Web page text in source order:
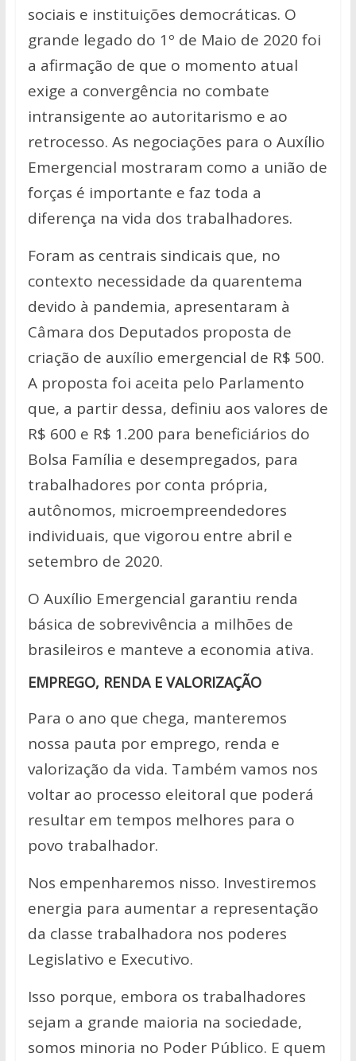
sociais e instituições democráticas. O
grande legado do 1º de Maio de 2020 foi
a afirmação de que o momento atual
exige a convergência no combate
intransigente ao autoritarismo e ao
retrocesso. As negociações para o Auxílio
Emergencial mostraram como a união de
forças é importante e faz toda a
diferença na vida dos trabalhadores.
Foram as centrais sindicais que, no
contexto necessidade da quarentema
devido à pandemia, apresentaram à
Câmara dos Deputados proposta de
criação de auxílio emergencial de R$ 500.
A proposta foi aceita pelo Parlamento
que, a partir dessa, definiu aos valores de
R$ 600 e R$ 1.200 para beneficiários do
Bolsa Família e desempregados, para
trabalhadores por conta própria,
autônomos, microempreendedores
individuais, que vigorou entre abril e
setembro de 2020.
O Auxílio Emergencial garantiu renda
básica de sobrevivência a milhões de
brasileiros e manteve a economia ativa.
EMPREGO, RENDA E VALORIZAÇÃO
Para o ano que chega, manteremos
nossa pauta por emprego, renda e
valorização da vida. Também vamos nos
voltar ao processo eleitoral que poderá
resultar em tempos melhores para o
povo trabalhador.
Nos empenharemos nisso. Investiremos
energia para aumentar a representação
da classe trabalhadora nos poderes
Legislativo e Executivo.
Isso porque, embora os trabalhadores
sejam a grande maioria na sociedade,
somos minoria no Poder Público. E quem